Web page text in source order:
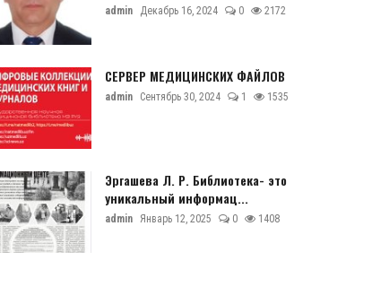
admin Декабрь 16, 2024 0 2172
СЕРВЕР МЕДИЦИНСКИХ ФАЙЛОВ
admin Сентябрь 30, 2024 1 1535
Эргашева Л. Р. Библиотека- это
уникальный информац...
admin Январь 12, 2025 0 1408